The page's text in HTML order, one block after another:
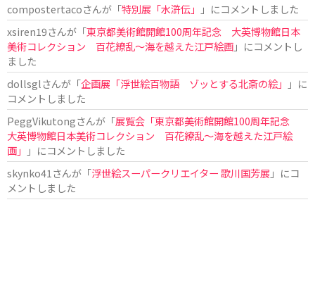
compostertacoさんが「特別展「水滸伝」
」にコメントしました
xsiren19さんが「東京都美術館開館100周年記念 大英博物館日本
美術コレクション 百花繚乱～海を越えた江戸絵画」にコメントし
ました
dollsglさんが「企画展「浮世絵百物語 ゾッとする北斎の絵」
」に
コメントしました
PeggVikutongさんが「展覧会「東京都美術館開館100周年記念
大英博物館日本美術コレクション 百花繚乱〜海を越えた江戸絵
画」
」にコメントしました
skynko41 さんが「浮世絵スーパークリエイター 歌川国芳展 」にコ
メントしました